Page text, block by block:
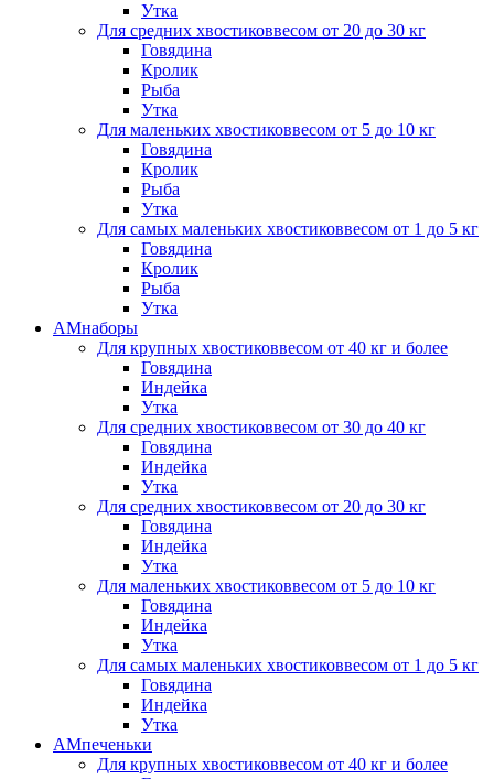
Утка
Для средних хвостиковвесом от 20 до 30 кг
Говядина
Кролик
Рыба
Утка
Для маленьких хвостиковвесом от 5 до 10 кг
Говядина
Кролик
Рыба
Утка
Для самых маленьких хвостиковвесом от 1 до 5 кг
Говядина
Кролик
Рыба
Утка
АМнаборы
Для крупных хвостиковвесом от 40 кг и более
Говядина
Индейка
Утка
Для средних хвостиковвесом от 30 до 40 кг
Говядина
Индейка
Утка
Для средних хвостиковвесом от 20 до 30 кг
Говядина
Индейка
Утка
Для маленьких хвостиковвесом от 5 до 10 кг
Говядина
Индейка
Утка
Для самых маленьких хвостиковвесом от 1 до 5 кг
Говядина
Индейка
Утка
АМпеченьки
Для крупных хвостиковвесом от 40 кг и более